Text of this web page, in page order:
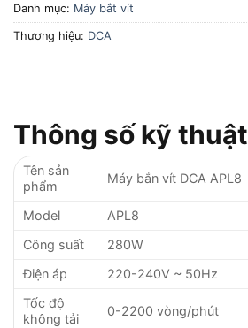
Danh mục: Máy bắt vít
Thương hiệu: DCA
Thông số kỹ thuật
Tên sản
phẩm
Máy bắn vít DCA APL8
Model
APL8
Công suất
280W
Điện áp
220-240V ~ 50Hz
Tốc độ
không tải
0-2200 vòng/phút